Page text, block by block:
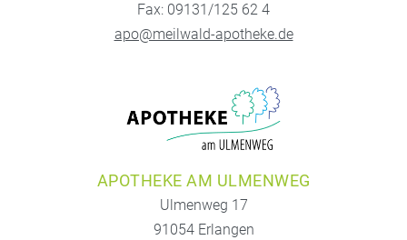
Fax: 09131/125 62 4
apo@meilwald-apotheke.de
APOTHEKE AM ULMENWEG
Ulmenweg 17
91054 Erlangen